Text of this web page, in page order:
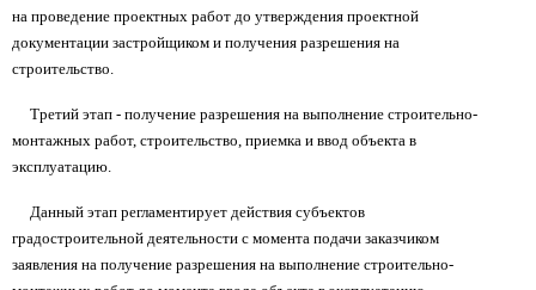
на проведение проектных работ до утверждения проектной
документации застройщиком и получения разрешения на
строительство.
Третий этап - получение разрешения на выполнение строительно-
монтажных работ, строительство, приемка и ввод объекта в
эксплуатацию.
Данный этап регламентирует действия субъектов
градостроительной деятельности с момента подачи заказчиком
заявления на получение разрешения на выполнение строительно-